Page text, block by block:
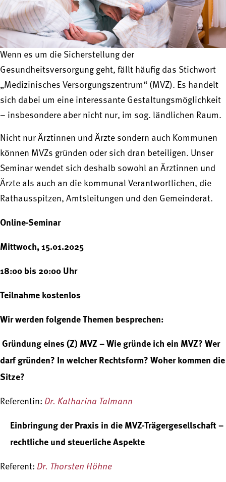
Wenn es um die Sicherstellung der
Gesundheitsversorgung geht, fällt häufig das Stichwort
„Medizinisches Versorgungszentrum“ (MVZ). Es handelt
sich dabei um eine interessante Gestaltungsmöglichkeit
– insbesondere aber nicht nur, im sog. ländlichen Raum.
Nicht nur Ärztinnen und Ärzte sondern auch Kommunen
können MVZs gründen oder sich dran beteiligen. Unser
Seminar wendet sich deshalb sowohl an Ärztinnen und
Ärzte als auch an die kommunal Verantwortlichen, die
Rathausspitzen, Amtsleitungen und den Gemeinderat.
Online-Seminar
Mittwoch, 15.01.2025
18:00 bis 20:00 Uhr
Teilnahme kostenlos
Wir werden folgende Themen besprechen:
Gründung eines (Z) MVZ – Wie gründe ich ein MVZ? Wer
darf gründen? In welcher Rechtsform? Woher kommen die
Sitze?
Referentin: Dr. Katharina Talmann
Einbringung der Praxis in die MVZ-Trägergesellschaft –
rechtliche und steuerliche Aspekte
Referent: Dr. Thorsten Höhne